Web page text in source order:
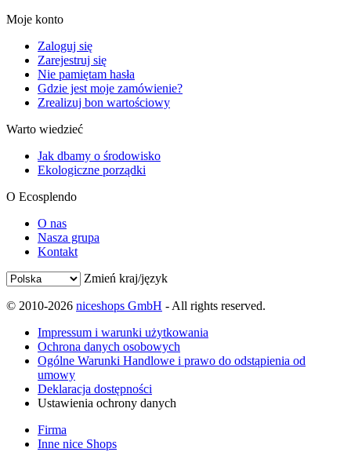
Moje konto
Zaloguj się
Zarejestruj się
Nie pamiętam hasła
Gdzie jest moje zamówienie?
Zrealizuj bon wartościowy
Warto wiedzieć
Jak dbamy o środowisko
Ekologiczne porządki
O Ecosplendo
O nas
Nasza grupa
Kontakt
Zmień kraj/język
© 2010-2026 niceshops GmbH - All rights reserved.
Impressum i warunki użytkowania
Ochrona danych osobowych
Ogólne Warunki Handlowe i prawo do odstąpienia od
umowy
Deklaracja dostępności
Ustawienia ochrony danych
Firma
Inne nice Shops